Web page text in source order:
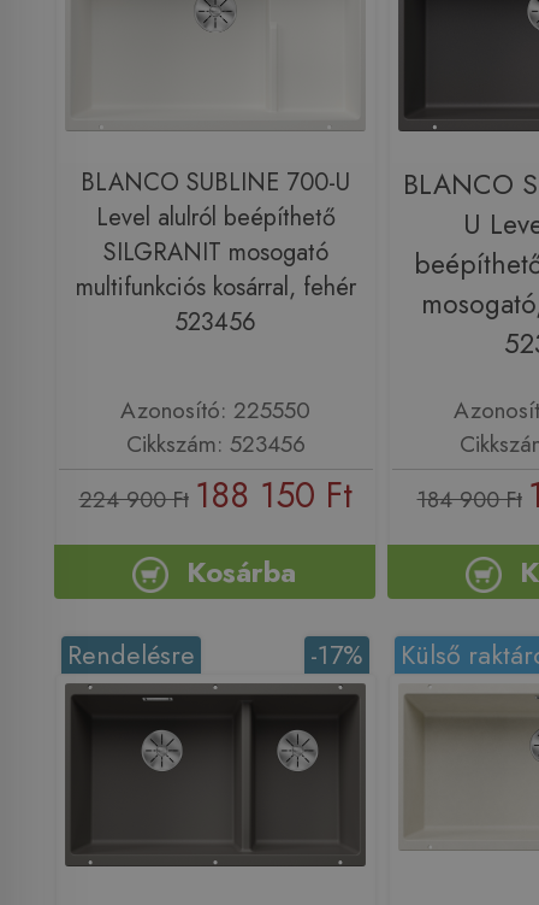
BLANCO SUBLINE 700-U
Level alulról beépíthető
SILGRANIT mosogató
multifunkciós kosárral, fehér
523456
Azonosító: 225550
Cikkszám: 523456
224 900 Ft 188 150 Ft
Kosárba
BLANCO
U
184 900 Ft
-17%
Rendelésre Külső